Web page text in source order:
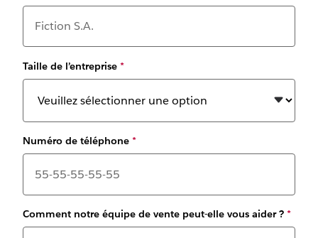
Taille de l’entreprise *
Numéro de téléphone *
Comment notre équipe de vente peut-elle vous aider ? *